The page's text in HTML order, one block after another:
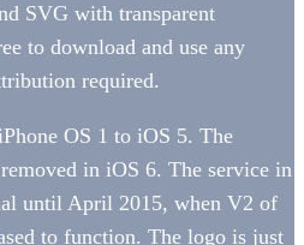
SVG with transparent
to download and use any
required.
OS 1 to iOS 5. The
in iOS 6. The service in
until April 2015, when V2 of
to function. The logo is just